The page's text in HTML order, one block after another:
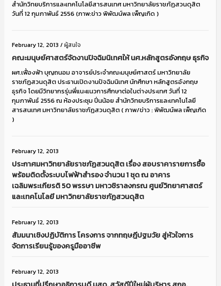
สำนักวิทยบริการและเทคโนโลยีสารสนเทศ มหาวิทยาลัยราชภัฏสวนดุสิต
วันที่ 12 กุมภาพันธ์ 2556 (ภาพ:ข่าว พิพัฒน์พล เพ็ญเกิด )
February 12, 2013 /ผู้สนใจ
คณะมนุษย์ศาสตร์จัดงานปิจฉิมนิเทศให้ นศ.หลักสูตรอังกฤษ ธุรกิจ
ผศ.เฟื่องฟ้า บุญถนอม อาจารย์ประจำคณะมนุษย์ศาสตร์ มหาวิทยาลัย
ราชภัฏสวนดุสิต ประธานเปิดงานปัจฉิมนิเทศ นักศึกษา หลักสูตรอังกฤษ
ธุรกิจ โดยมีวิทยากรรุ่นพี่แนะแนวการศึกษาต่อในต่างประเทศ วันที่ 12
กุมภาพันธ์ 2556 ณ ห้องประชุม ปิ่นน้อย สำนักวิทยบริการและเทคโนโลยี
สารสนเทศ มหาวิทยาลัยราชภัฏสวนดุสิต ( ภาพ/ข่าว : พิพัฒน์พล เพ็ญเกิด
)
February 12, 2013
ประกาศมหาวิทยาลัยราชภัฏสวนดุสิต เรื่อง สอบราคารายการซื้อ
พร้อมติดตั้งระบบไฟฟ้าสำรอง จำนวน 1 ชุด ณ อาคาร
เฉลิมพระเกียรติ 50 พรรษา มหาวชิราลงกรณ ศูนย์วิทยาศาสตร์
และเทคโนโลยี มหาวิทยาลัยราชภัฏสวนดุสิต
February 12, 2013
สัมมนาเชิงปฏิบัติการ โครงการ จากทฤษฎีปฐมวัย สู่หัวใจการ
จัดการเรียนรู้ของครูมืออาชีพ
February 12, 2013